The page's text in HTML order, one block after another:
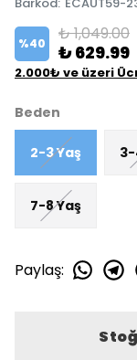
%40 ₺ 1,049.00
₺ 629.99
2.000₺ ve üzeri
Beden
2-3 Yaş 3-
7-8 Yaş
Paylaş: